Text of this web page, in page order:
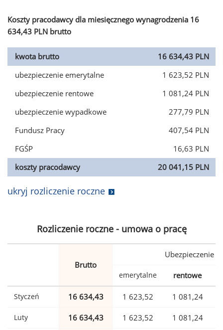
Koszty pracodawcy dla miesięcznego wynagrodzenia 16
634,43 PLN brutto
kwota brutto
16 634,43 PLN
ubezpieczenie emerytalne
1 623,52 PLN
ubezpieczenie rentowe
1 081,24 PLN
ubezpieczenie wypadkowe
277,79 PLN
Fundusz Pracy
407,54 PLN
FGŚP
16,63 PLN
koszty pracodawcy
20 041,15 PLN
ukryj rozliczenie roczne
Rozliczenie roczne - umowa o pracę
Brutto
Ubezpieczenie
emerytalne rentowe
Styczeń 16 634,43 1 623,52 1 081,24
Luty 16 634,43 1 623,52 1 081,24